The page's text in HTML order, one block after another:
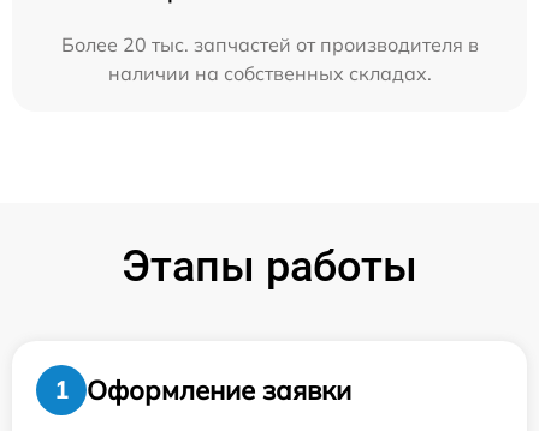
Более 20 тыс. запчастей от производителя в
наличии на собственных складах.
Этапы работы
1
Оформление заявки